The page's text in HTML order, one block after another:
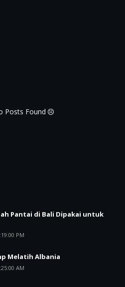
Posts Found
Pantai di Bali Dipakai untuk
PM
Melatih Albania
AM